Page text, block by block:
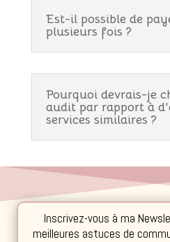
Est-il possible de
plusieurs fois ?
Pourquoi devrais-je
audit par rapport à
services similaires ?
Inscrivez-vous à ma
meilleures astuces de